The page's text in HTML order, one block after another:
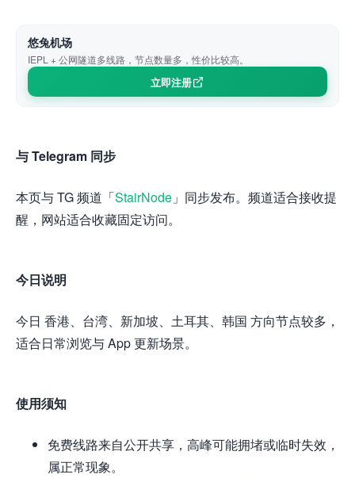
悠兔机场
IEPL + 公网隧道多线路，节点数量多，性价比较高。
立即注册
与 Telegram 同步
本页与 TG 频道「StairNode 」同步发布。频道适合接收提
醒，网站适合收藏固定访问。
今日说明
今日 香港、台湾、新加坡、土耳其、韩国 方向节点较多，
适合日常浏览与 App 更新场景。
使用须知
免费线路来自公开共享，高峰可能拥堵或临时失效，
属正常现象。